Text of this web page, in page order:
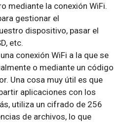
mediante la conexión WiFi.
gestionar el
dispositivo, pasar el
etc.
conexión WiFi a la que se
o mediante un código
Una cosa muy útil es que
aplicaciones con los
utiliza un cifrado de 256
de archivos, lo que